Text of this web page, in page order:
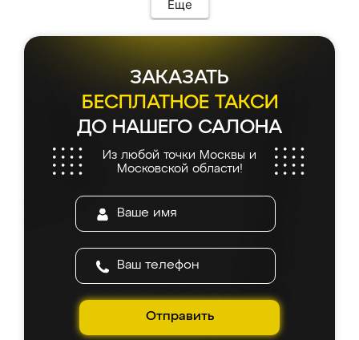
Еще
ЗАКАЗАТЬ
БЕСПЛАТНОЕ ТАКСИ
ДО НАШЕГО САЛОНА
Из любой точки Москвы и
Московской области!
Отправить